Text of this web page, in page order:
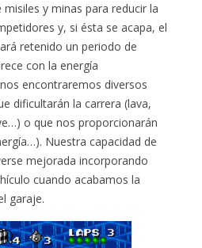
y minas para reducir la
y, si ésta se acapa, el
retenido un periodo de
con la energía
encontraremos diversos
dificultarán la carrera (lava,
o que nos proporcionarán
Nuestra capacidad de
mejorada incorporando
cuando acabamos la
garaje.